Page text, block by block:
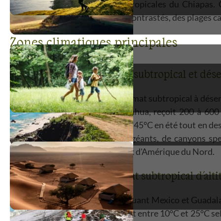
déserts de Sonora aux forêts tropicales du
découvrir des environnements contrastés, des plages
Zones climatiques principales
Nord du Mexique - Climat subtropical et
Le nord mexicain présente un climat subtropical à
déserts de Sonora et de Chihuahua, reçoit 200 à
températures peuvent dépasser 45°C en été tout en
révèle des paysages de cactus géants, de canyons
désertiques parmi les plus beaux d'Amérique du Nord.
Centre du Mexique - Climat subtropical
Le plateau central mexicain, incluant Mexico et
températures agréables oscillant entre 10°C et 25°C